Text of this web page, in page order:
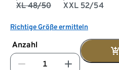
XL 48/50 XXL 52/54
Richtige Größe ermitteln
Anzahl